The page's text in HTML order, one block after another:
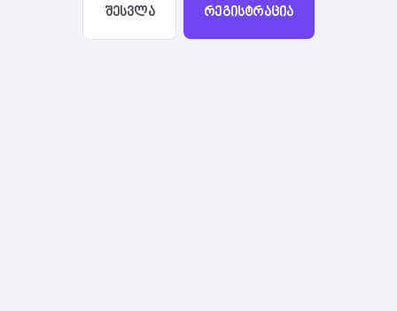
შესვლა რეგისტრაცია